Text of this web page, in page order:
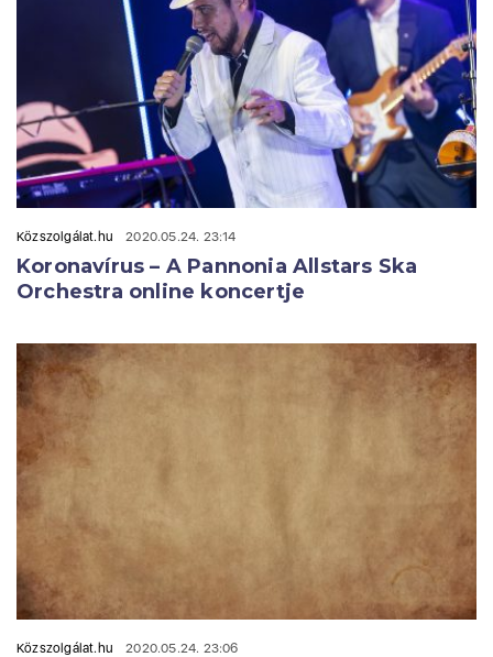
Közszolgálat.hu 2020.05.24. 23:14
Koronavírus – A Pannonia Allstars Ska
Orchestra online koncertje
Közszolgálat.hu 2020.05.24. 23:06